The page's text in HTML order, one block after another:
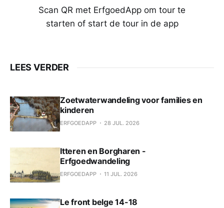
Scan QR met ErfgoedApp om tour te
starten of start de tour in de app
LEES VERDER
Zoetwaterwandeling voor families en
kinderen
ERFGOEDAPP 28 JUL. 2026
Itteren en Borgharen -
Erfgoedwandeling
ERFGOEDAPP 11 JUL. 2026
Le front belge 14-18